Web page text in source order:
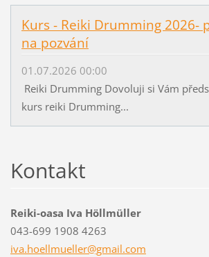
Kurs - Reiki Drumming 2026-
na pozvání
01.07.2026 00:00
Reiki Drumming Dovoluji si Vám
kurs reiki Drumming...
Kontakt
Reiki-oasa Iva Höllmüller
043-699 1908 4263
iva.hoellmueller@gmail.com